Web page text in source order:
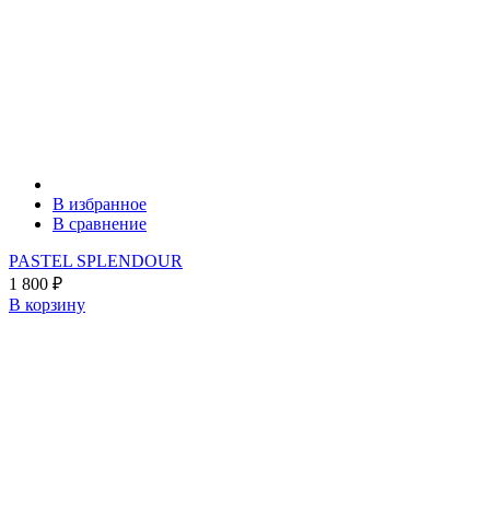
В избранное
В сравнение
PASTEL SPLENDOUR
1 800 ₽
В корзину